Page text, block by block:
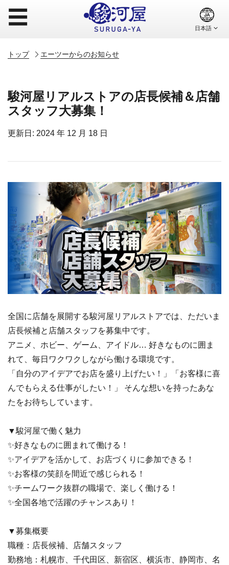
☰
トップ エーツーからのお知らせ
駿河屋リアルストアの店長候補＆店舗
スタッフ大募集！
更新日: 2024 年 12 月 18 日
全国に店舗を展開する駿河屋リアルストアでは、ただいま
店長候補と店舗スタッフを募集中です。
アニメ、ホビー、ゲーム、アイドル… 好きなものに囲ま
れて、毎日ワクワクしながら働ける環境です。
「自分のアイデアでお店を盛り上げたい！」「お客様に喜
んでもらえる仕事がしたい！」 そんな想いを持ったあな
たをお待ちしています。
▼駿河屋で働く魅力
✨好きなものに囲まれて働ける！
✨アイデアを活かして、お店づくりに参加できる！
✨お客様の笑顔を間近で感じられる！
✨チームワーク抜群の職場で、楽しく働ける！
✨全国各地で活躍のチャンスあり！
▼募集概要
職種：店長候補、店舗スタッフ
勤務地：札幌市、千代田区、新宿区、横浜市、静岡市、名